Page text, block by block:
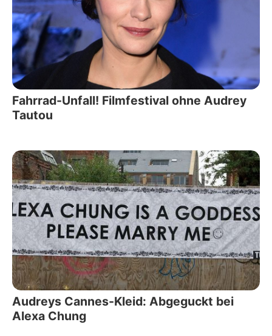
Fahrrad-Unfall! Filmfestival ohne Audrey
Tautou
Audreys Cannes-Kleid: Abgeguckt bei
Alexa Chung